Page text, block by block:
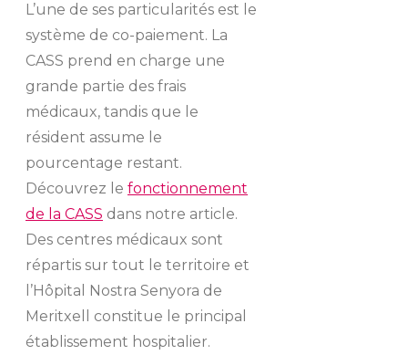
L’une de ses particularités est le
système de co-paiement. La
CASS prend en charge une
grande partie des frais
médicaux, tandis que le
résident assume le
pourcentage restant.
Découvrez le fonctionnement
de la CASS dans notre article.
Des centres médicaux sont
répartis sur tout le territoire et
l’Hôpital Nostra Senyora de
Meritxell constitue le principal
établissement hospitalier.